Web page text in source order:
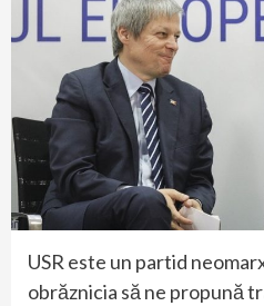
USR este un partid
obrăznicia să ne propună